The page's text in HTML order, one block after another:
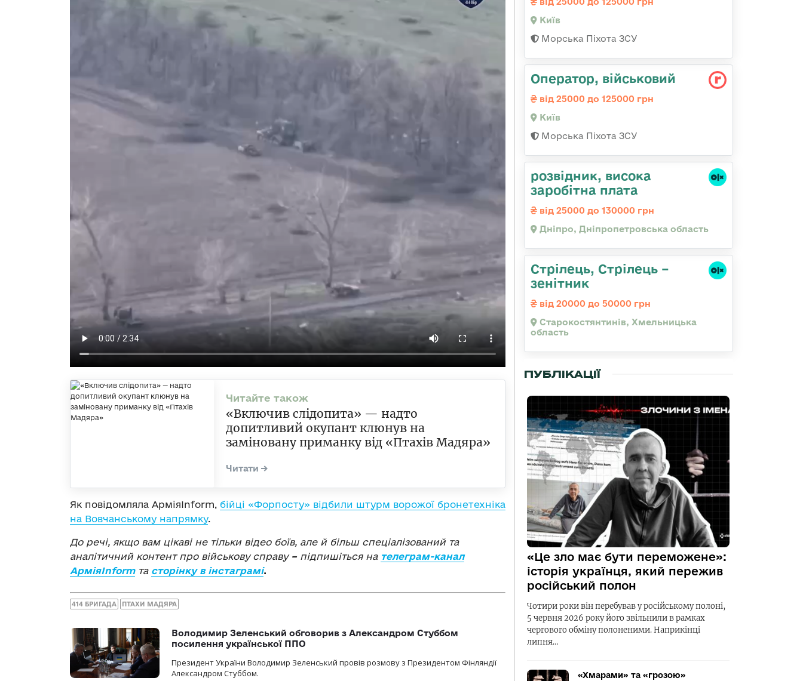
«Включив слідопита» — надто
допитливий окупант клюнув на
заміновану приманку від «Птахів Мадяра»
Як повідомляла АрміяInform, бійці «Форпосту» відбили штурм ворожої бронетехніка
на Вовчанському напрямку.
До речі, якщо вам цікаві не тільки відео боїв, але й більш спеціалізований та
аналітичний контент про військову справу– підпишіться на телеграм-канал
АрміяInform та сторінку в інстаграмі.
414 БРИГАДА ПТАХИ МАДЯРА
Володимир Зеленський обговорив з Александром Стуббом
посилення української ППО
Президент України Володимир Зеленський провів розмову з Президентом Фінляндії
Александром Стуббом.
Київ
Морська Піхота ЗСУ
Опеpатоp, військовий
від 25000 до 125000 грн
Київ
Морська Піхота ЗСУ
розвідник, висока
заробітна плата
від 25000 до 130000 грн
Дніпро, Дніпропетровська область
Стрілець, Стрілець –
зенітник
від 20000 до 50000 грн
Старокостянтинів, Хмельницька
область
ПУБЛІКАЦІЇ
«Це зло має бути переможене»:
історія українця, який пережив
російський полон
Чотири роки він перебував у російському полоні,
5 червня 2026 року його звільнили в рамках
чергового обміну полоненими. Наприкінці
липня…
«Хмарами» та «грозою»